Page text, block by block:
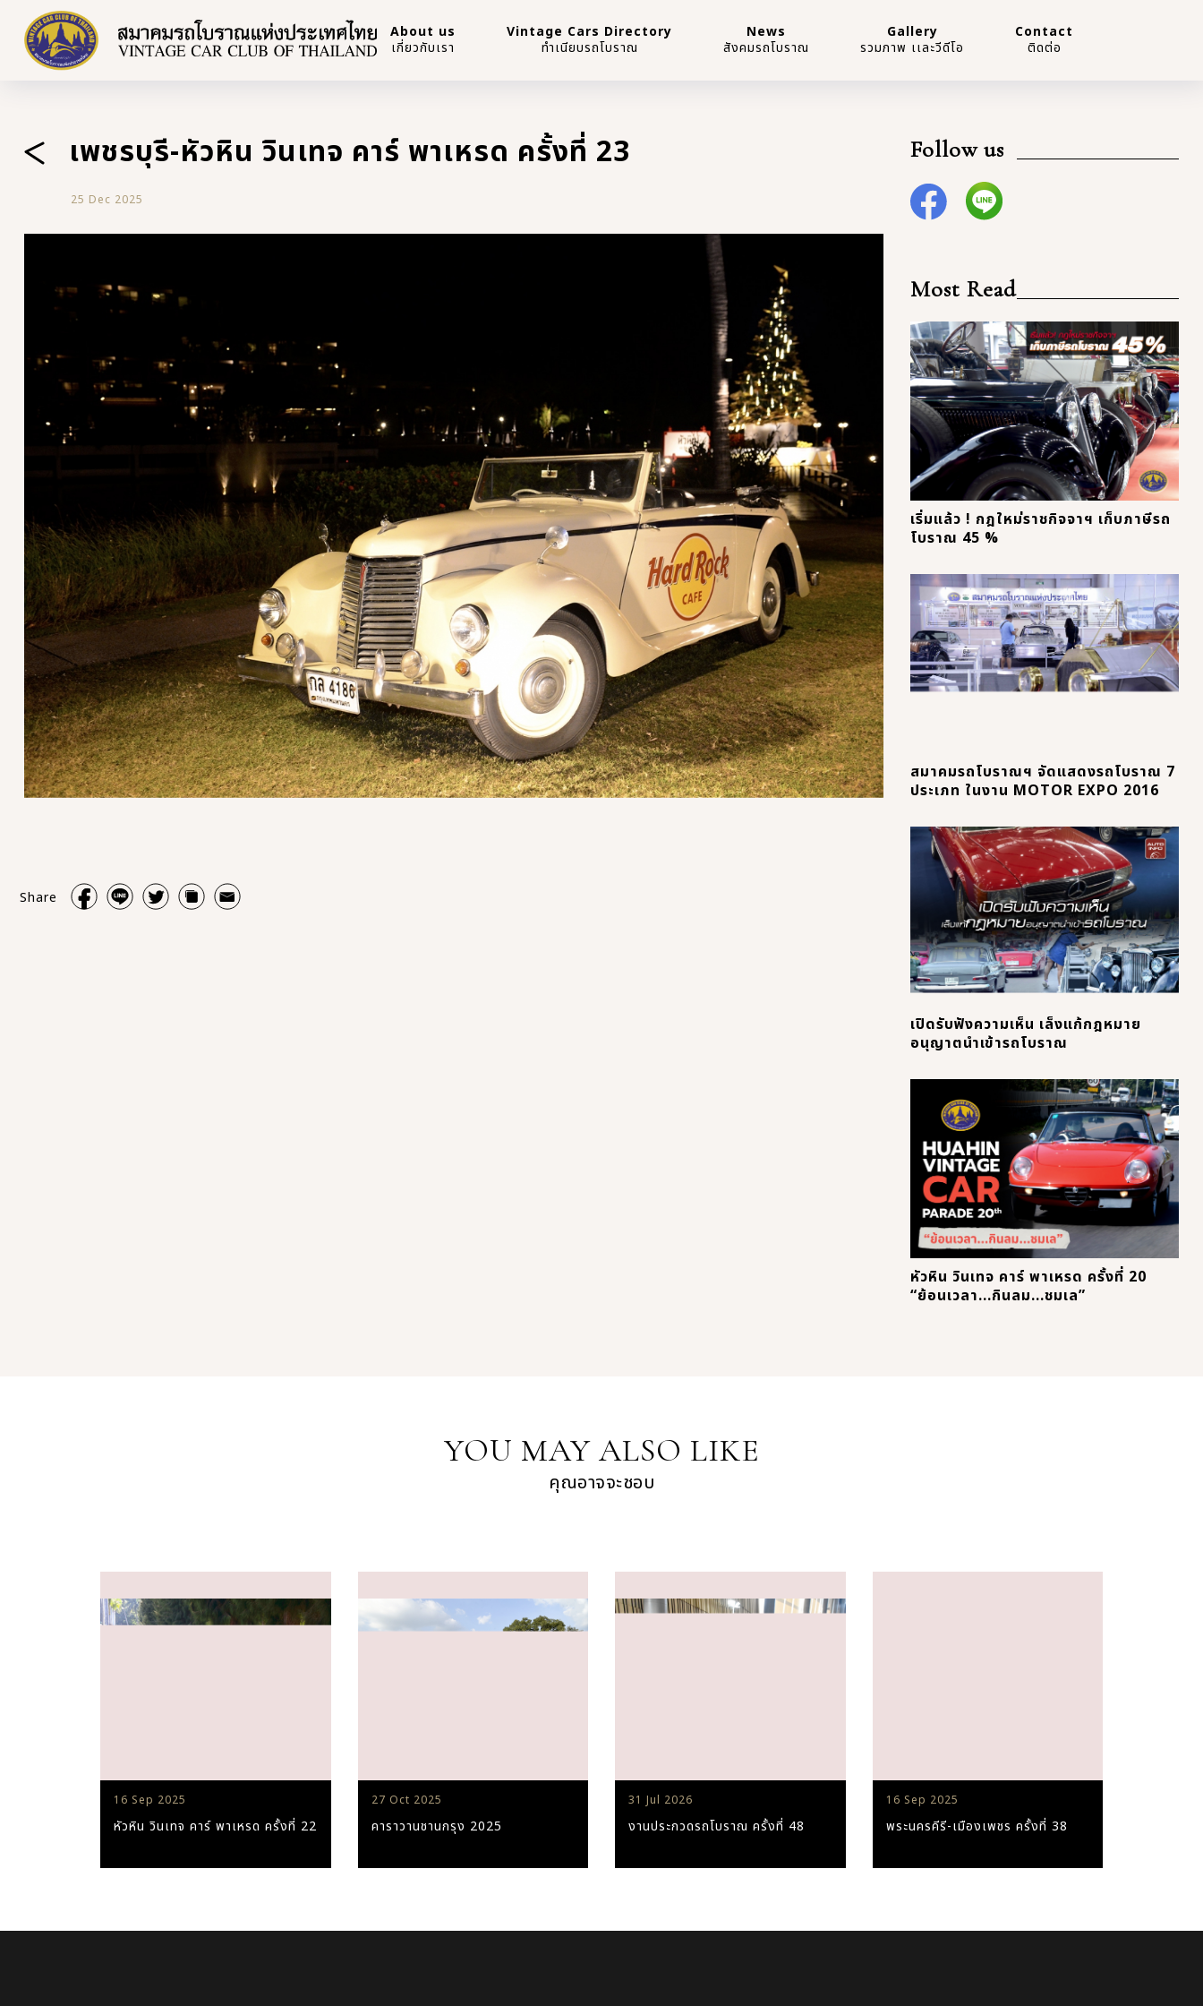
About us
เกี่ยวกับเรา
Vintage Cars Directory
ทำเนียบรถโบราณ
News
สังคมรถโบราณ
Gallery
รวมภาพ เเละวีดีโอ
Contact
ติดต่อ
เพชรบุรี-หัวหิน วินเทจ คาร์ พาเหรด ครั้งที่ 23
25 Dec 2025
Share
Follow us
Most Read
เริ่มแล้ว ! กฎใหม่ราชกิจจาฯ เก็บภาษีรถ
โบราณ 45 %
สมาคมรถโบราณฯ จัดแสดงรถโบราณ 7
ประเภท ในงาน MOTOR EXPO 2016
เปิดรับฟังความเห็น เล็งแก้กฎหมาย
อนุญาตนำเข้ารถโบราณ
หัวหิน วินเทจ คาร์ พาเหรด ครั้งที่ 20
“ย้อนเวลา...กินลม...ชมเล”
YOU MAY ALSO LIKE
คุณอาจจะชอบ
16 Sep 2025
หัวหิน วินเทจ คาร์ พาเหรด ครั้งที่ 22
27 Oct 2025
คาราวานชานกรุง 2025
31 Jul 2026
งานประกวดรถโบราณ ครั้งที่ 48
16 Sep 2025
พระนครคีรี-เมืองเพชร ครั้งที่ 38